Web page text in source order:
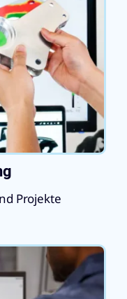
Projekte